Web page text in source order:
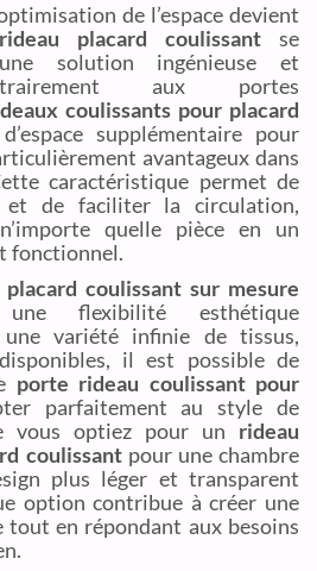
de l’espace devient
rideau placard coulissant se
solution ingénieuse et
aux portes
coulissants pour placard
supplémentaire pour
avantageux dans
caractéristique permet de
de faciliter la circulation,
quelle pièce en un
fonctionnel.
placard coulissant sur mesure
flexibilité esthétique
une variété infinie de tissus,
il est possible de
porte rideau coulissant pour
parfaitement au style de
vous optiez pour un rideau
coulissantpour une chambre
plus léger et transparent
option contribue à créer une
tout en répondant aux besoins